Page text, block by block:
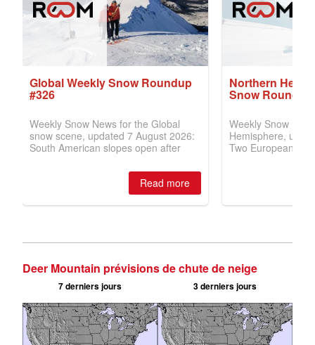
Deer Mountain prévisions de chute de neige
7 derniers jours 3 derniers jours